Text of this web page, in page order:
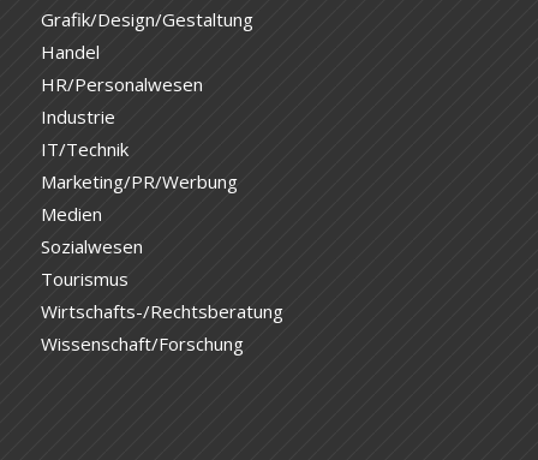
Grafik/Design/Gestaltung
Handel
HR/Personalwesen
Industrie
IT/Technik
Marketing/PR/Werbung
Medien
Sozialwesen
Tourismus
Wirtschafts-/Rechtsberatung
Wissenschaft/Forschung